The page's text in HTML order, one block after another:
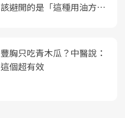
該避開的是「這種用油方
豐胸只吃青木瓜？中醫說：
這個超有效